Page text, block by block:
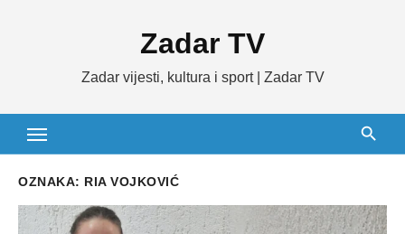
Zadar TV
Zadar vijesti, kultura i sport | Zadar TV
OZNAKA: RIA VOJKOVIĆ